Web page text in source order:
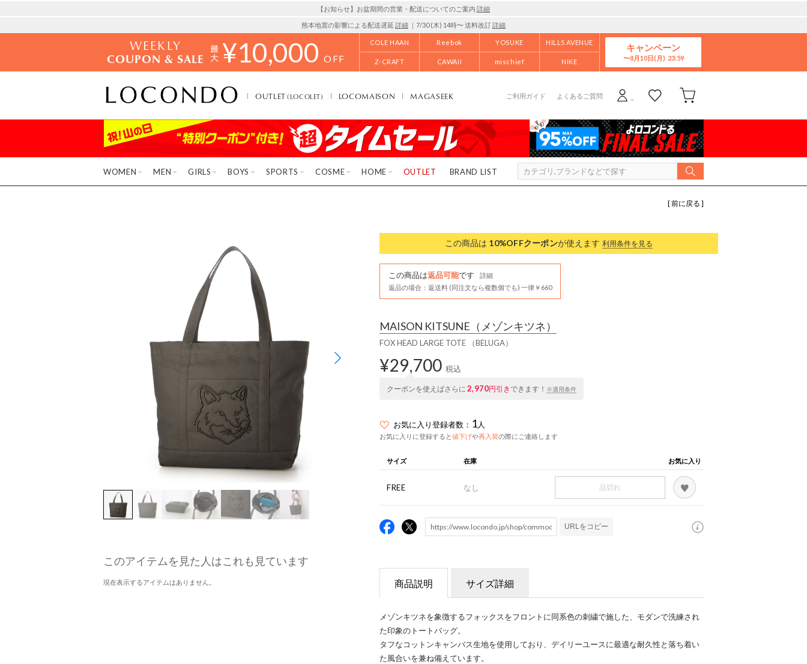
【お知らせ】お盆期間の営業・配送についてのご案内 詳細
熊本地震の影響による配送遅延 詳細 ｜7/30 (木) 14時〜 送料改訂詳細
WEEKLY
COUPON & SALE ¥10,000 OFF
COLE HAAN Reebok YOSUKE HILLS AVENUE
Z-CRAFT CAWAII mischief NIKE
キャンペーン
8月10日(月)
OUTLET(LOCOLET) LOCOMAISON MAGASEEK ご利用ガイド よくあるご質問
WOMEN MEN GIRLS BOYS SPORTS COSME HOME OUTLET BRAND LIST
[ 前に戻る ]
このアイテムを見た人はこれも見ています
現在表示するアイテムはありません。
この商品は 10%OFFクーポンが使えます 利用条件を見る
この商品は返品可能です
詳細
返品の場合：返送料 (同注文なら複数個でも) 一律￥660
MAISON KITSUNE （メゾンキツネ）
FOX HEAD LARGE TOTE （BELUGA）
¥29,700 税込
クーポンを使えばさらに 2,970円引きできます！ ※適用条件
お気に入り登録者数： 1人
お気に入りに登録すると値下げや再入荷の際にご連絡します
サイズ 在庫 お気に入り
FREE なし 品切れ
URLをコピー
商品説明 サイズ詳細
メゾンキツネを象徴するフォックスをフロントに同系色の刺繍で施した、モダンで洗練され
た印象のトートバッグ。
タフなコットンキャンバス生地を使用しており、デイリーユースに最適な耐久性と落ち着い
た風合いを兼ね備えています。